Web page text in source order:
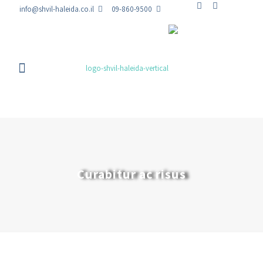
09-860-9500
info@shvil-haleida.co.il
Curabitur ac risus